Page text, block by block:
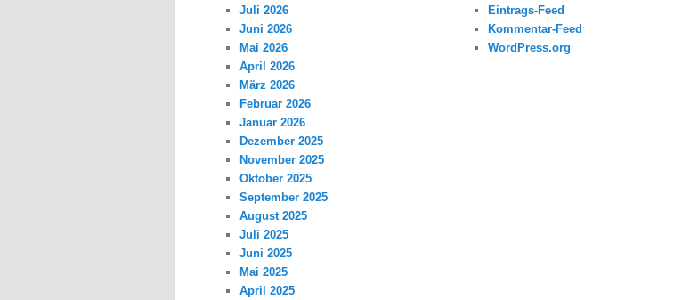
Juli 2026
Juni 2026
Mai 2026
April 2026
März 2026
Februar 2026
Januar 2026
Dezember 2025
November 2025
Oktober 2025
September 2025
August 2025
Juli 2025
Juni 2025
Mai 2025
April 2025
Eintrags-Feed
Kommentar-Feed
WordPress.org